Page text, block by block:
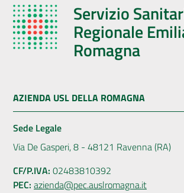
Servizio
Regionale
Romagna
AZIENDA USL DELLA ROMAGNA
Sede Legale
Via De Gasperi, 8 - 48121 Ravenna (RA)
CF/P.IVA: 02483810392
PEC: azienda@pec.auslromagna.it